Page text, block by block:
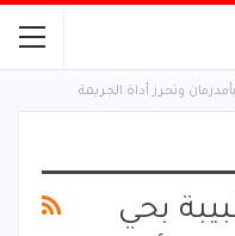
وتحرز أداة الجريمة
بحي